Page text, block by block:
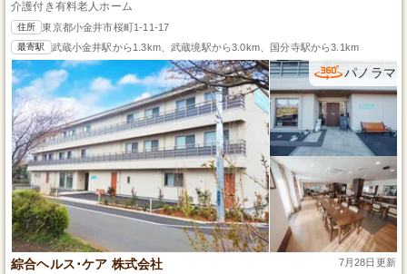
介護付き有料老人ホーム
住所 東京都小金井市桜町1-11-17
最寄駅 武蔵小金井駅から1.3km、武蔵境駅から3.0km、国分寺駅から3.1km
パノラマ
綜合ヘルス･ケア 株式会社 7月28日更新